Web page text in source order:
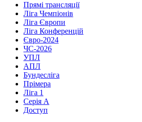
Прямі трансляції
Ліга Чемпіонів
Ліга Європи
Ліга Конференцій
Євро-2024
ЧС-2026
УПЛ
АПЛ
Бундесліга
Прімера
Ліга 1
Серія А
Доступ